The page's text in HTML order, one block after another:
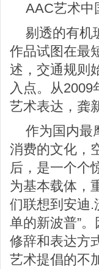
AAC艺术中
剔透的有机
作品试图在最
述，交通规则
入点。从2009
艺术表达，龚
作为国内最
消费的文化，
后，是一个个
为基本载体，
们联想到安迪.
单的新波普”
修辞和表达方
艺术提倡的不